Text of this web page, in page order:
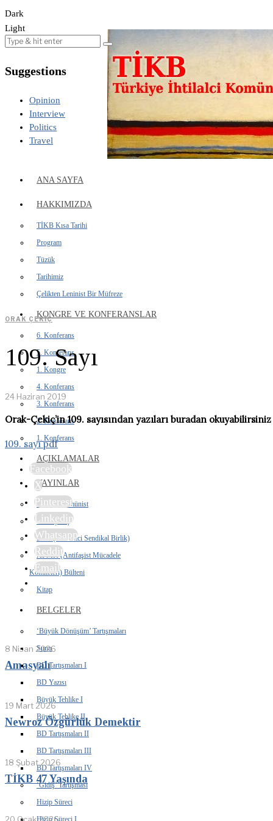
Dark
Light
Suggestions
Opinion
Interview
Politics
Travel
ANA SAYFA
HAKKIMIZDA
TİKB Kısa Tarihi
Program
Tüzük
Tarihimiz
Çelikten Leninist Bir Müfreze
KONGRE VE KONFERANSLAR
6. Konferans
5. Konferans
1. Kongre
4. Konferans
3. Konferans
2. Konferans
1. Konferans
AÇIKLAMALAR
YAYINLAR
İhtilalci Komünist
Orak Çekiç
DSB (Devrimci Sendikal Birlik)
AFMK (Antifaşist Mücadele
Komiteleri) Bülteni
Kitap
BELGELER
‘Büyük Dönüşüm’ Tartışmaları
Sunu
BD Tartışmaları I
BD Yazısı
Büyük Tehlike I
Büyük Tehlike II
BD Tartışmaları II
BD Tartışmaları III
BD Tartışmaları IV
‘Gidiş’ Tartışması
Hizip Süreci
Hizip Süreci I
ORAK ÇEKIÇ
109. Sayı
24 Haziran 2019
Orak-Çekiç’in 109. sayısından yazıları buradan okuyabilirsiniz
109. sayı pdf
Facebook
X
Pinterest
Linkedin
Whatsapp
Reddit
Email
8 Nisan 2026
Amasyalı
19 Mart 2026
Newroz Özgürlük Demektir
18 Şubat 2026
TİKB 47 Yaşında
20 Ocak 2026